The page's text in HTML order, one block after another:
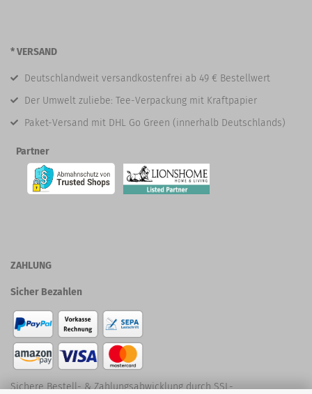
* VERSAND
Deutschlandweit versandkostenfrei ab 49 € Bestellwert
Der Umwelt zuliebe: Tee-Verpackung mit Kraftpapier
Paket-Versand mit DHL Go Green (innerhalb Deutschlands)
Partner
ZAHLUNG
Sicher Bezahlen
Sichere Bestell- & Zahlungsabwicklung durch SSL-